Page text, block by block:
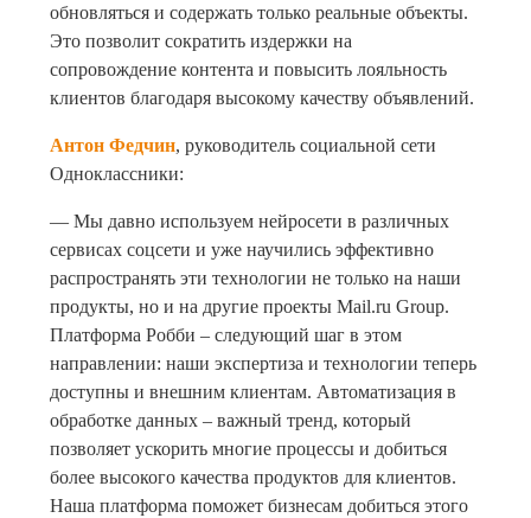
обновляться и содержать только реальные объекты.
Это позволит сократить издержки на
сопровождение контента и повысить лояльность
клиентов благодаря высокому качеству объявлений.
Антон Федчин, руководитель социальной сети
Одноклассники:
— Мы давно используем нейросети в различных
сервисах соцсети и уже научились эффективно
распространять эти технологии не только на наши
продукты, но и на другие проекты Mail.ru Group.
Платформа Робби – следующий шаг в этом
направлении: наши экспертиза и технологии теперь
доступны и внешним клиентам. Автоматизация в
обработке данных – важный тренд, который
позволяет ускорить многие процессы и добиться
более высокого качества продуктов для клиентов.
Наша платформа поможет бизнесам добиться этого